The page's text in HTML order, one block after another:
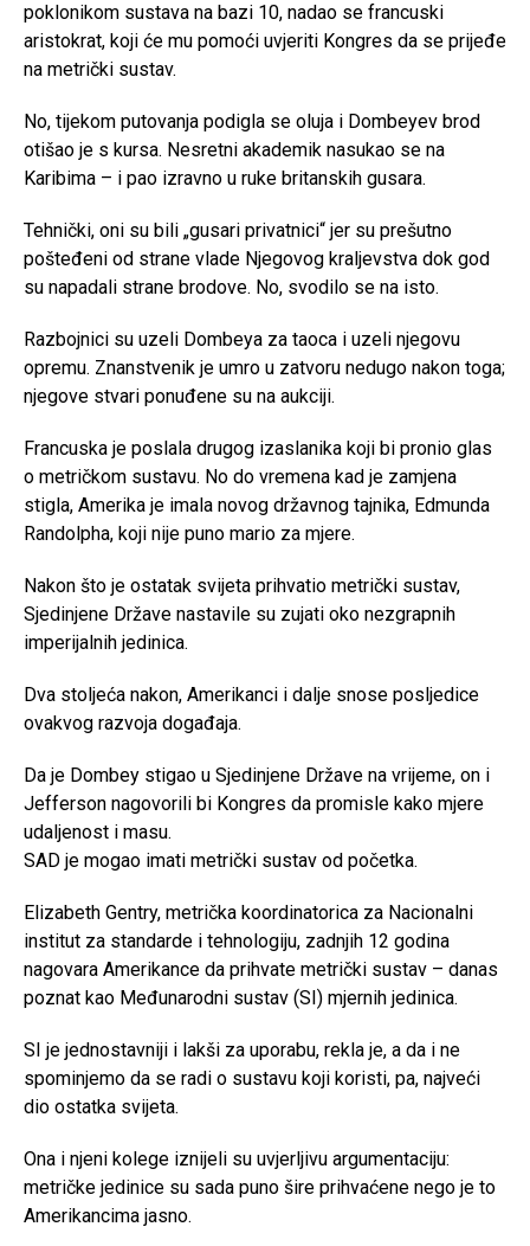
poklonikom sustava na bazi 10, nadao se francuski
aristokrat, koji će mu pomoći uvjeriti Kongres da se prijeđe
na metrički sustav.
No, tijekom putovanja podigla se oluja i Dombeyev brod
otišao je s kursa. Nesretni akademik nasukao se na
Karibima – i pao izravno u ruke britanskih gusara.
Tehnički, oni su bili „gusari privatnici“ jer su prešutno
pošteđeni od strane vlade Njegovog kraljevstva dok god
su napadali strane brodove. No, svodilo se na isto.
Razbojnici su uzeli Dombeya za taoca i uzeli njegovu
opremu. Znanstvenik je umro u zatvoru nedugo nakon toga;
njegove stvari ponuđene su na aukciji.
Francuska je poslala drugog izaslanika koji bi pronio glas
o metričkom sustavu. No do vremena kad je zamjena
stigla, Amerika je imala novog državnog tajnika, Edmunda
Randolpha, koji nije puno mario za mjere.
Nakon što je ostatak svijeta prihvatio metrički sustav,
Sjedinjene Države nastavile su zujati oko nezgrapnih
imperijalnih jedinica.
Dva stoljeća nakon, Amerikanci i dalje snose posljedice
ovakvog razvoja događaja.
Da je Dombey stigao u Sjedinjene Države na vrijeme, on i
Jefferson nagovorili bi Kongres da promisle kako mjere
udaljenost i masu.
SAD je mogao imati metrički sustav od početka.
Elizabeth Gentry, metrička koordinatorica za Nacionalni
institut za standarde i tehnologiju, zadnjih 12 godina
nagovara Amerikance da prihvate metrički sustav – danas
poznat kao Međunarodni sustav (SI) mjernih jedinica.
SI je jednostavniji i lakši za uporabu, rekla je, a da i ne
spominjemo da se radi o sustavu koji koristi, pa, najveći
dio ostatka svijeta.
Ona i njeni kolege iznijeli su uvjerljivu argumentaciju:
metričke jedinice su sada puno šire prihvaćene nego je to
Amerikancima jasno.